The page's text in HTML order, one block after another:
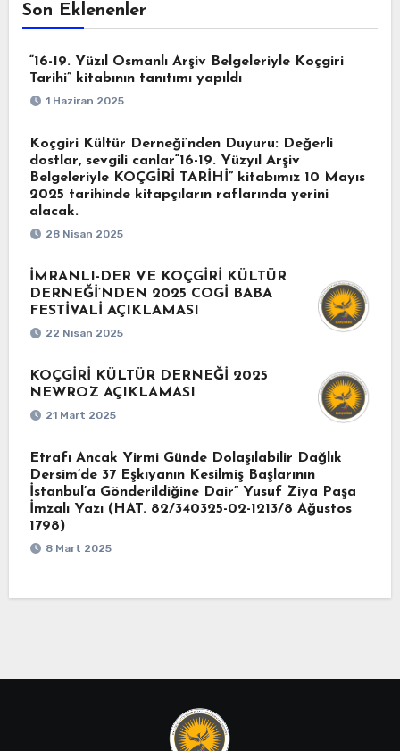
Son Eklenenler
“16-19. Yüzıl Osmanlı Arşiv Belgeleriyle Koçgiri
Tarihi” kitabının tanıtımı yapıldı
1 Haziran 2025
Koçgiri Kültür Derneği’nden Duyuru: Değerli
dostlar, sevgili canlar“16-19. Yüzyıl Arşiv
Belgeleriyle KOÇGİRİ TARİHİ” kitabımız 10 Mayıs
2025 tarihinde kitapçıların raflarında yerini
alacak.
28 Nisan 2025
İMRANLI-DER VE KOÇGİRİ KÜLTÜR
DERNEĞİ’NDEN 2025 COGİ BABA
FESTİVALİ AÇIKLAMASI
22 Nisan 2025
KOÇGİRİ KÜLTÜR DERNEĞİ 2025
NEWROZ AÇIKLAMASI
21 Mart 2025
Etrafı Ancak Yirmi Günde Dolaşılabilir Dağlık
Dersim’de 37 Eşkıyanın Kesilmiş Başlarının
İstanbul’a Gönderildiğine Dair” Yusuf Ziya Paşa
İmzalı Yazı (HAT. 82/340325-02-1213/8 Ağustos
1798)
8 Mart 2025